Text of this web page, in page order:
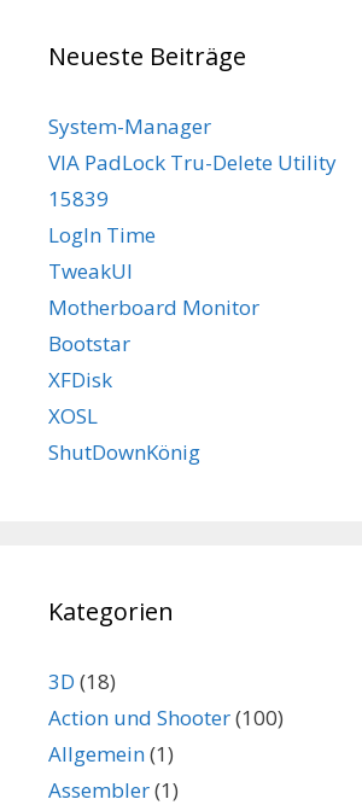
Neueste Beiträge
System-Manager
VIA PadLock Tru-Delete Utility
15839
LogIn Time
TweakUI
Motherboard Monitor
Bootstar
XFDisk
XOSL
ShutDownKönig
Kategorien
3D (18)
Action und Shooter(100)
Allgemein(1)
Assembler(1)